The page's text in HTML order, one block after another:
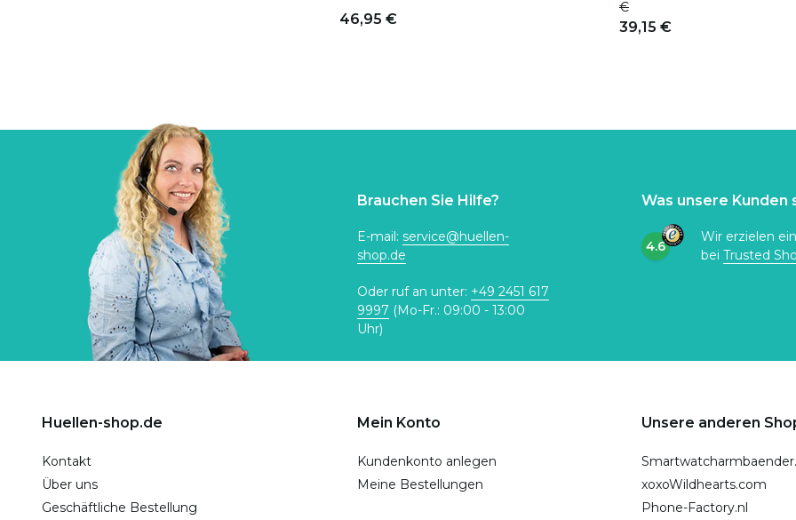
46,95 €
€
39,15 €
Brauchen Sie Hilfe?
E-mail: service@huellen-
shop.de
Oder ruf an unter: +49 2451 617
9997 (Mo-Fr.: 09:00 - 13:00
Uhr)
Was unsere Kunden
4.6
Wir erzielen
bei Trusted
Huellen-shop.de
Kontakt
Über uns
Geschäftliche Bestellung
Mein Konto
Kundenkonto anlegen
Meine Bestellungen
Unsere anderen
xoxoWildhearts.com
Phone-Factory.nl